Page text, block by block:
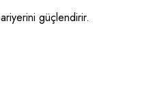
güçlendirir.